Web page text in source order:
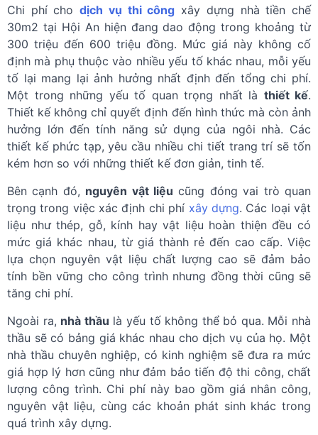
Chi phí chodịch vụ thi công xây dựng nhà tiền chế
30m2 tại Hội An hiện đang dao động trong khoảng từ
300 triệu đến 600 triệu đồng. Mức giá này không cố
định mà phụ thuộc vào nhiều yếu tố khác nhau, mỗi yếu
tố lại mang lại ảnh hưởng nhất định đến tổng chi phí.
Một trong những yếu tố quan trọng nhất là thiết kế.
Thiết kế không chỉ quyết định đến hình thức mà còn ảnh
hưởng lớn đến tính năng sử dụng của ngôi nhà. Các
thiết kế phức tạp, yêu cầu nhiều chi tiết trang trí sẽ tốn
kém hơn so với những thiết kế đơn giản, tinh tế.
Bên cạnh đó, nguyên vật liệu cũng đóng vai trò quan
trọng trong việc xác định chi phí xây dựng. Các loại vật
liệu như thép, gỗ, kính hay vật liệu hoàn thiện đều có
mức giá khác nhau, từ giá thành rẻ đến cao cấp. Việc
lựa chọn nguyên vật liệu chất lượng cao sẽ đảm bảo
tính bền vững cho công trình nhưng đồng thời cũng sẽ
tăng chi phí.
Ngoài ra, nhà thầu là yếu tố không thể bỏ qua. Mỗi nhà
thầu sẽ có bảng giá khác nhau cho dịch vụ của họ. Một
nhà thầu chuyên nghiệp, có kinh nghiệm sẽ đưa ra mức
giá hợp lý hơn cũng như đảm bảo tiến độ thi công, chất
lượng công trình. Chi phí này bao gồm giá nhân công,
nguyên vật liệu, cùng các khoản phát sinh khác trong
quá trình xây dựng.